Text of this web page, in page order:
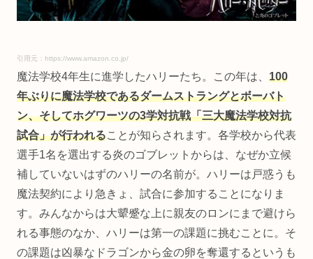
引用元：https://www.amazon.co.jp/
魔法学校4年生に進学したハリーたち。この年は、 100
年ぶりに魔法学校であるダームストラングとボーバト
ン、そしてホグワーツの3学対抗戦「三大魔法学校対抗
試合」が行われることが知らされます。各学校から代表
選手1名を選出する炎のゴブレットからは、なぜか立候
補していないはずのハリーの名前が。ハリーは戸惑うも
魔法契約により急きょ、試合に参加することになりま
す。みんなからは大顰蹙な上に親友のロンにまで避けら
れる事態のなか、ハリーは第一の課題に挑むことに。そ
の課題は凶暴なドラゴンから金の卵を奪還するというも